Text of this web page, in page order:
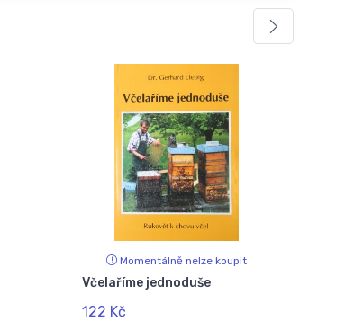
Momentálně nelze koupit
Včelaříme jednoduše
122 Kč